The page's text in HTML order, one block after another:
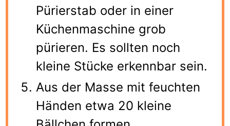
Pürierstab oder in einer
Küchenmaschine grob
pürieren. Es sollten noch
kleine Stücke erkennbar sein.
Aus der Masse mit feuchten
Händen etwa 20 kleine